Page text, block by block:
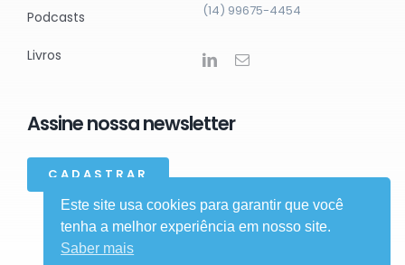
Podcasts
Livros
(14) 99675-4454
Assine nossa newsletter
CADASTRAR
Este site usa cookies para garantir que você
tenha a melhor experiência em nosso site.
Saber mais